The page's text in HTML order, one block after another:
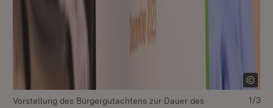
Vorstellung des Bürgergutachtens zur Dauer des
1/3